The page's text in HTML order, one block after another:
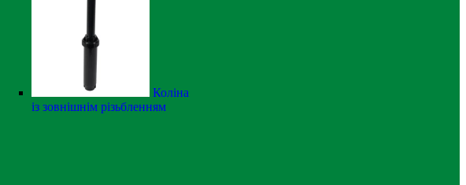
Коліна
із зовнішнім різьбленням